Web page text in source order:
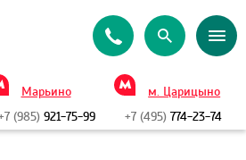
Марьино
(985)921-75-99
м. Царицыно
+7 (495) 774-23-74